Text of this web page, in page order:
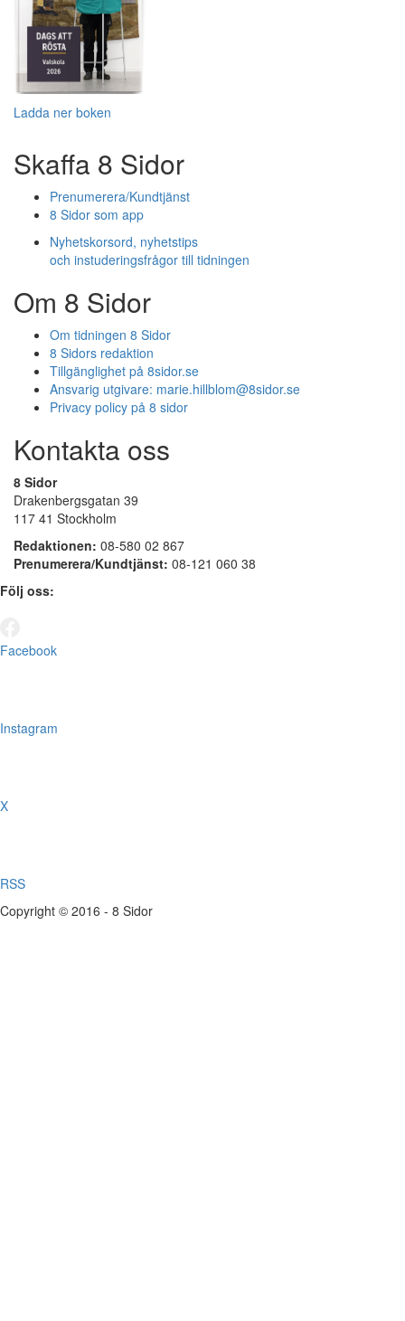
Ladda ner boken
Skaffa 8 Sidor
Prenumerera/Kundtjänst
8 Sidor som app
Nyhetskorsord, nyhetstips
och instuderingsfrågor till tidningen
Om 8 Sidor
Om tidningen 8 Sidor
8 Sidors redaktion
Tillgänglighet på 8sidor.se
Ansvarig utgivare: marie.hillblom@8sidor.se
Privacy policy på 8 sidor
Kontakta oss
8 Sidor
Drakenbergsgatan 39
117 41 Stockholm
Redaktionen: 08-580 02 867
Prenumerera/Kundtjänst: 08-121 060 38
Följ oss:
Facebook
Instagram
X
RSS
Copyright © 2016 - 8 Sidor